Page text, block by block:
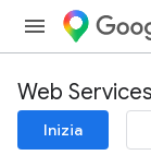
Web Services
Inizia